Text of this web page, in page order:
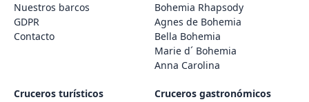
Nuestros barcos
GDPR
Contacto
Bohemia Rhapsody
Agnes de Bohemia
Bella Bohemia
Marie d´ Bohemia
Anna Carolina
Cruceros turísticos Cruceros gastronómicos